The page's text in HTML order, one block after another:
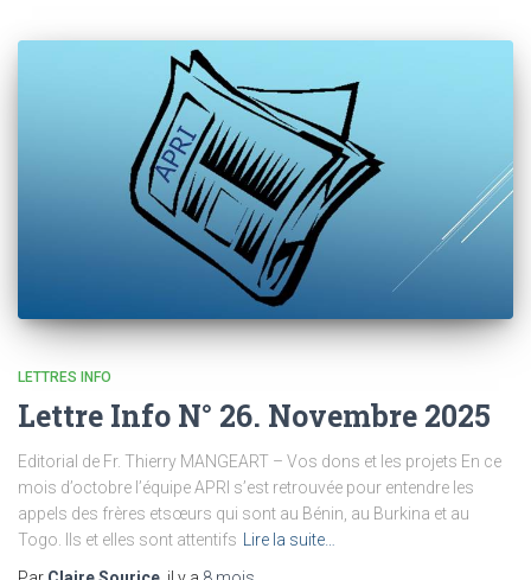
LETTRES INFO
Lettre Info N° 26. Novembre 2025
Editorial de Fr. Thierry MANGEART – Vos dons et les projets En ce
mois d’octobre l’équipe APRI s’est retrouvée pour entendre les
appels des frères etsœurs qui sont au Bénin, au Burkina et au
Togo. Ils et elles sont attentifs Lire la suite…